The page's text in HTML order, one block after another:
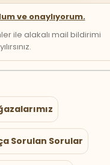
ve onaylıyorum.
ile alakalı mail bildirimi
Sorulan Sorular